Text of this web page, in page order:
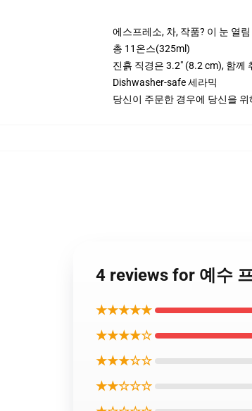
에스프레소, 차, 작품? 이 눈 열
총 11온스(325ml)
진흙 직경은 3.2" (8.2 cm), 함께
Dishwasher-safe 세라믹
당신이 주문한 경우에 당신을
4 reviews for 예수
★★★★★
★★★★☆
★★★☆☆
★★☆☆☆